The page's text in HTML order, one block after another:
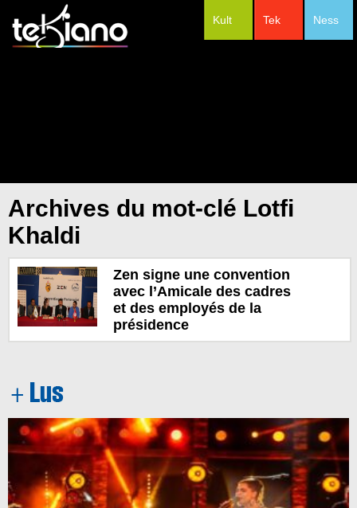
Ness
Tek
Kult
Archives du mot-clé Lotfi
Khaldi
Zen signe une convention
avec l’Amicale des cadres
et des employés de la
présidence